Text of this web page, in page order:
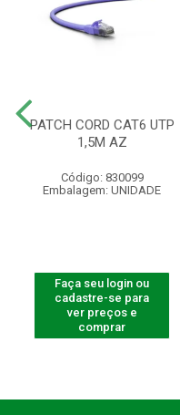
PATCH CORD CAT6 UTP
1,5M AZ
Código: 830099
Embalagem: UNIDADE
Faça seu login ou
cadastre-se para
ver preços e
comprar